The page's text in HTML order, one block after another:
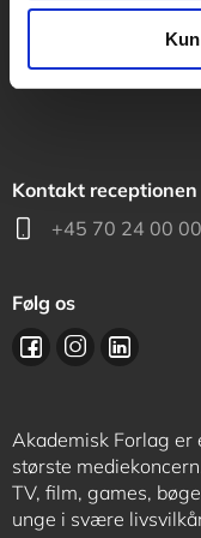
Kontakt receptionen
+45 70 24 00 00
Følg os
Akademisk Forlag er
største
TV, film, games,
unge i svære